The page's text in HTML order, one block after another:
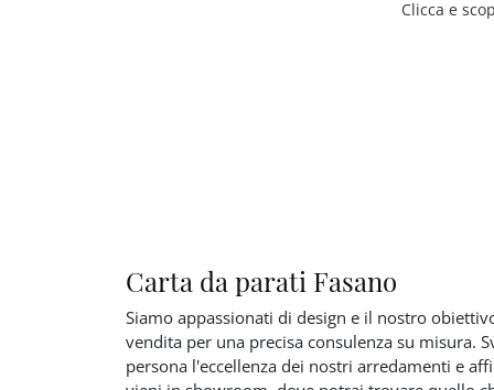
Carta da parati Fasano
Siamo appassionati di design e il nostro
vendita per una precisa consulenza su misura.
persona l'eccellenza dei nostri arredamenti e